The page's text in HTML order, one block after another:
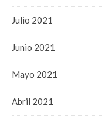
Julio 2021
Junio 2021
Mayo 2021
Abril 2021